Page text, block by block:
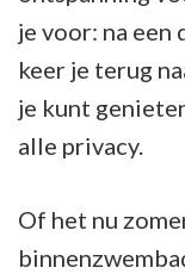
je voor: na een
keer je terug
je kunt
alle privacy.
Of het nu